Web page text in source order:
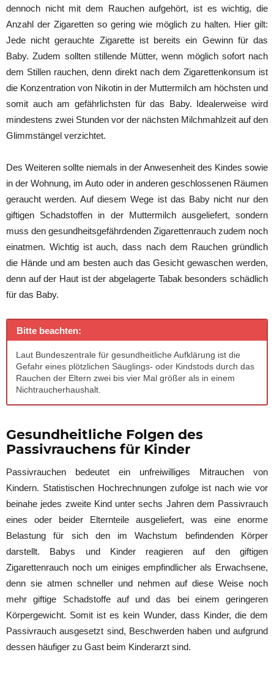
dennoch nicht mit dem Rauchen aufgehört, ist es wichtig, die
Anzahl der Zigaretten so gering wie möglich zu halten. Hier gilt:
Jede nicht gerauchte Zigarette ist bereits ein Gewinn für das
Baby. Zudem sollten stillende Mütter, wenn möglich sofort nach
dem Stillen rauchen, denn direkt nach dem Zigarettenkonsum ist
die Konzentration von Nikotin in der Muttermilch am höchsten und
somit auch am gefährlichsten für das Baby. Idealerweise wird
mindestens zwei Stunden vor der nächsten Milchmahlzeit auf den
Glimmstängel verzichtet.
Des Weiteren sollte niemals in der Anwesenheit des Kindes sowie
in der Wohnung, im Auto oder in anderen geschlossenen Räumen
geraucht werden. Auf diesem Wege ist das Baby nicht nur den
giftigen Schadstoffen in der Muttermilch ausgeliefert, sondern
muss den gesundheitsgefährdenden Zigarettenrauch zudem noch
einatmen. Wichtig ist auch, dass nach dem Rauchen gründlich
die Hände und am besten auch das Gesicht gewaschen werden,
denn auf der Haut ist der abgelagerte Tabak besonders schädlich
für das Baby.
Bitte beachten:
Laut Bundeszentrale für gesundheitliche Aufklärung ist die
Gefahr eines plötzlichen Säuglings- oder Kindstods durch das
Rauchen der Eltern zwei bis vier Mal größer als in einem
Nichtraucherhaushalt.
Gesundheitliche Folgen des
Passivrauchens für Kinder
Passivrauchen bedeutet ein unfreiwilliges Mitrauchen von
Kindern. Statistischen Hochrechnungen zufolge ist nach wie vor
beinahe jedes zweite Kind unter sechs Jahren dem Passivrauch
eines oder beider Elternteile ausgeliefert, was eine enorme
Belastung für sich den im Wachstum befindenden Körper
darstellt. Babys und Kinder reagieren auf den giftigen
Zigarettenrauch noch um einiges empfindlicher als Erwachsene,
denn sie atmen schneller und nehmen auf diese Weise noch
mehr giftige Schadstoffe auf und das bei einem geringeren
Körpergewicht. Somit ist es kein Wunder, dass Kinder, die dem
Passivrauch ausgesetzt sind, Beschwerden haben und aufgrund
dessen häufiger zu Gast beim Kinderarzt sind.